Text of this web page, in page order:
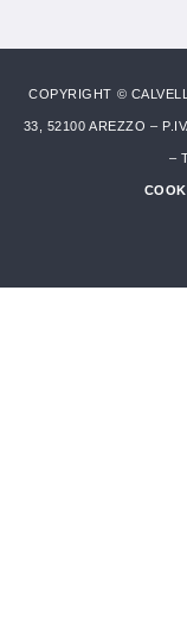
COPYRIGHT ©
33, 52100 AREZZO –
–